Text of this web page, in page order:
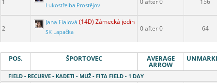
1 Lukostřelba Prostějov 0 after 0 156
2
Jana Fialová (14D) Zámecká jediná
SK Lapačka 0 after 0 64
POS. ŠPORTOVEC AVERAGE
ARROW
FIELD - RECURVE - KADETI - MUŽ - FITA FIELD - 1 DAY